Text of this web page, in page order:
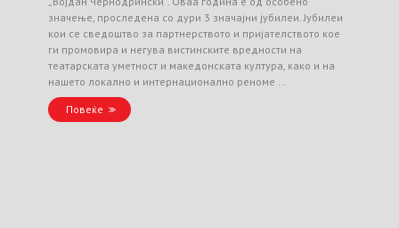
значење, проследена со дури 3 значајни јубилеи. Јубилеи
кои се сведоштво за партнерството и пријателството кое
ги промовира и негува вистинските вредности на
театарската уметност и македонската култура, како и на
нашето локално и интернационално реноме …
Повеќе